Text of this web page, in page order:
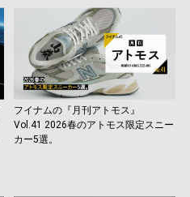
フイナムの『月刊アトモス』
Vol.41 2026春のアトモス限定スニー
カー5選。